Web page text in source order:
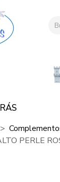
PERLE